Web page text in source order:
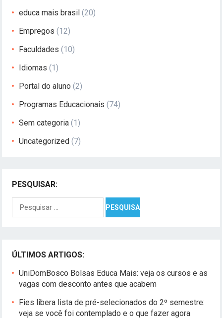
educa mais brasil (20)
Empregos (12)
Faculdades (10)
Idiomas (1)
Portal do aluno (2)
Programas Educacionais (74)
Sem categoria (1)
Uncategorized (7)
PESQUISAR:
Pesquisar
ÚLTIMOS ARTIGOS:
UniDomBosco Bolsas Educa Mais: veja os cursos e as
vagas com desconto antes que acabem
Fies libera lista de pré-selecionados do 2º semestre:
veja se você foi contemplado e o que fazer agora